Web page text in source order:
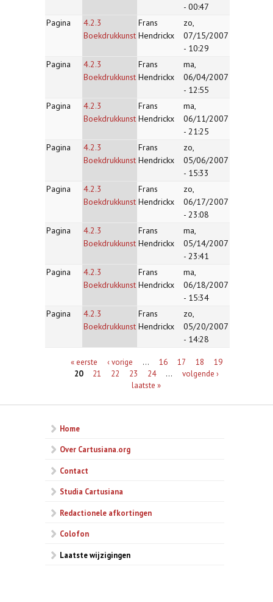
- 00:47
Pagina
4.2.3
Boekdrukkunst
Frans
Hendrickx
zo,
07/15/2007
- 10:29
Pagina
4.2.3
Boekdrukkunst
Frans
Hendrickx
ma,
06/04/2007
- 12:55
Pagina
4.2.3
Boekdrukkunst
Frans
Hendrickx
ma,
06/11/2007
- 21:25
Pagina
4.2.3
Boekdrukkunst
Frans
Hendrickx
zo,
05/06/2007
- 15:33
Pagina
4.2.3
Boekdrukkunst
Frans
Hendrickx
zo,
06/17/2007
- 23:08
Pagina
4.2.3
Boekdrukkunst
Frans
Hendrickx
ma,
05/14/2007
- 23:41
Pagina
4.2.3
Boekdrukkunst
Frans
Hendrickx
ma,
06/18/2007
- 15:34
Pagina
4.2.3
Boekdrukkunst
Frans
Hendrickx
zo,
05/20/2007
- 14:28
Pagina's« eerste ‹ vorige … 16 17 18
19
20
21 22 23 24 …
volgende ›
laatste »
Home
Over Cartusiana.org
Contact
Studia Cartusiana
Redactionele afkortingen
Colofon
Laatste wijzigingen